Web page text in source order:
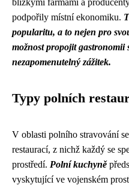
podpořily místní ekonomiku.
popularitu, a to nejen pro
možnost propojit
nezapomenutelný zážitek.
Typy polních
V oblasti polního stravování
restaurací, z nichž každý se
prostředí. Polní kuchyně
vyskytující ve vojenském